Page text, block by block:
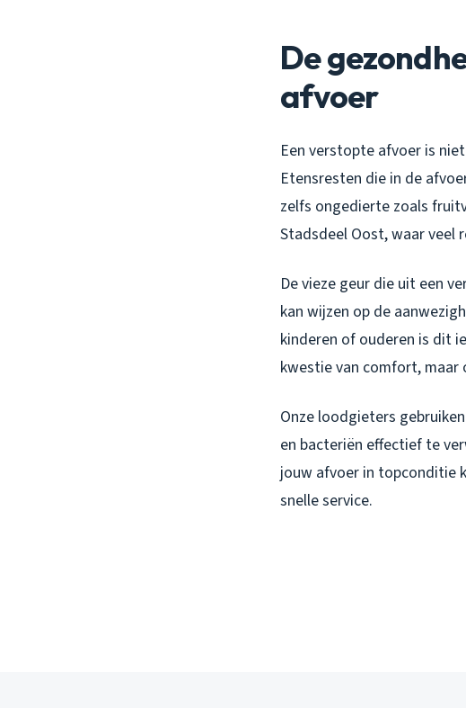
De
afvoer
Een verstopte afvoer is
Etensresten die in de
zelfs ongedierte zoals
Stadsdeel Oost, waar veel
De vieze geur die uit een
kan wijzen op de
kinderen of ouderen is dit
kwestie van comfort, maar
Onze loodgieters
en bacteriën effectief te
jouw afvoer in topconditie
snelle service.